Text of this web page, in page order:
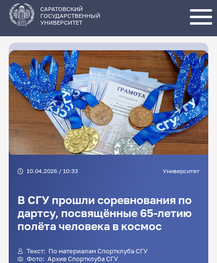
основному
содержанию
САРАТОВСКИЙ
ГОСУДАРСТВЕННЫЙ
УНИВЕРСИТЕТ
10.04.2026 / 10:33 Университет
В СГУ прошли соревнования по
дартсу, посвящённые 65-летию
полёта человека в космос
Текст: По материалам Спортклуба СГУ
Фото: Архив Спортклуба СГУ